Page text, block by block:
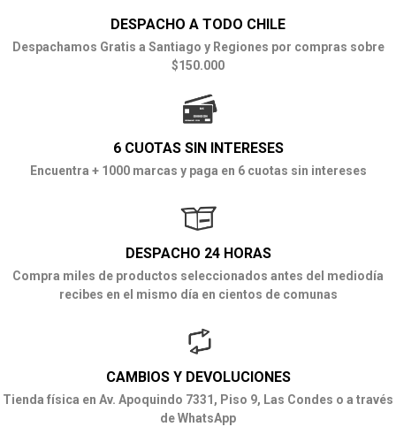
DESPACHO A TODO CHILE
Despachamos Gratis a Santiago y Regiones por compras sobre
$150.000
6 CUOTAS SIN INTERESES
Encuentra + 1000 marcas y paga en 6 cuotas sin intereses
DESPACHO 24 HORAS
Compra miles de productos seleccionados antes del mediodía
recibes en el mismo día en cientos de comunas
CAMBIOS Y DEVOLUCIONES
Tienda física en Av. Apoquindo 7331, Piso 9, Las Condes o a través
de WhatsApp